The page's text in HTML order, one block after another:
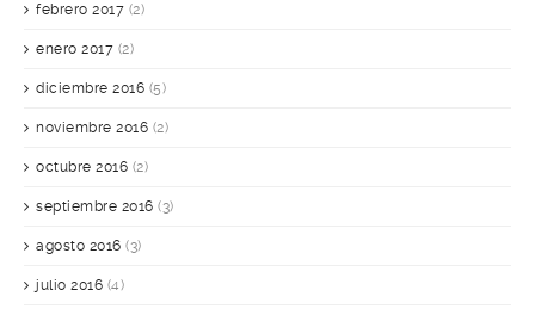
febrero 2017 (2)
enero 2017 (2)
diciembre 2016 (5)
noviembre 2016 (2)
octubre 2016 (2)
septiembre 2016 (3)
agosto 2016 (3)
julio 2016 (4)